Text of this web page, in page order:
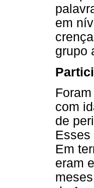
em
grupo
com
de
Esses
Em
eram